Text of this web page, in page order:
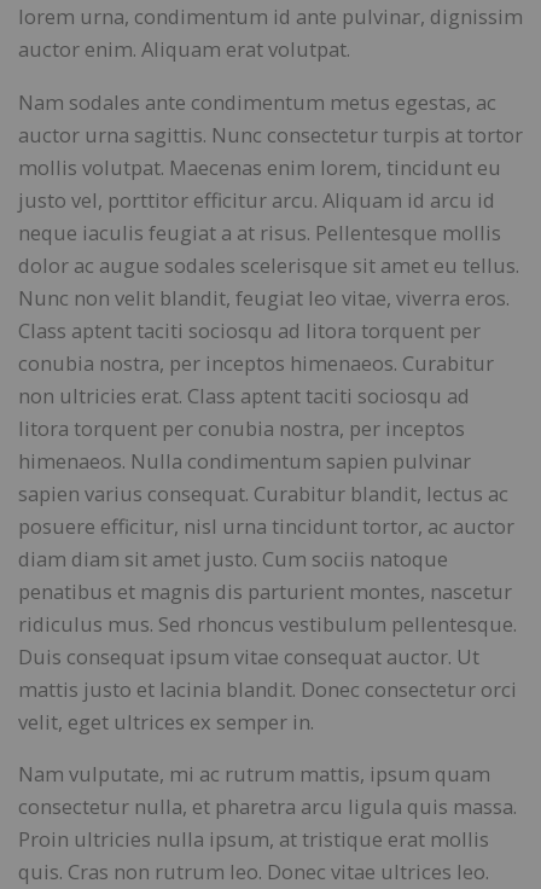
lorem urna, condimentum id ante pulvinar, dignissim
auctor enim. Aliquam erat volutpat.
Nam sodales ante condimentum metus egestas, ac
auctor urna sagittis. Nunc consectetur turpis at tortor
mollis volutpat. Maecenas enim lorem, tincidunt eu
justo vel, porttitor efficitur arcu. Aliquam id arcu id
neque iaculis feugiat a at risus. Pellentesque mollis
dolor ac augue sodales scelerisque sit amet eu tellus.
Nunc non velit blandit, feugiat leo vitae, viverra eros.
Class aptent taciti sociosqu ad litora torquent per
conubia nostra, per inceptos himenaeos. Curabitur
non ultricies erat. Class aptent taciti sociosqu ad
litora torquent per conubia nostra, per inceptos
himenaeos. Nulla condimentum sapien pulvinar
sapien varius consequat. Curabitur blandit, lectus ac
posuere efficitur, nisl urna tincidunt tortor, ac auctor
diam diam sit amet justo. Cum sociis natoque
penatibus et magnis dis parturient montes, nascetur
ridiculus mus. Sed rhoncus vestibulum pellentesque.
Duis consequat ipsum vitae consequat auctor. Ut
mattis justo et lacinia blandit. Donec consectetur orci
velit, eget ultrices ex semper in.
Nam vulputate, mi ac rutrum mattis, ipsum quam
consectetur nulla, et pharetra arcu ligula quis massa.
Proin ultricies nulla ipsum, at tristique erat mollis
quis. Cras non rutrum leo. Donec vitae ultrices leo.